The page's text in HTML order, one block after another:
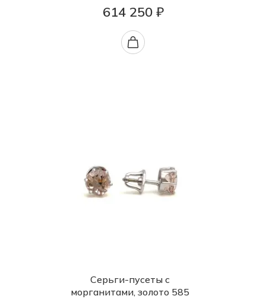
614 250 ₽
Серьги-пусеты с
морганитами, золото 585